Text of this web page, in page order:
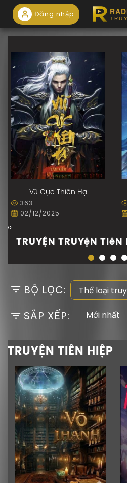
Đăng nhập
Vũ Cực Thiên Hạ
363
02/12/2025
‹›
TRUYỆN TRUYệN TIêN
BỘ LỌC:
SẮP XẾP:
TRUYỆN TIÊN HIỆP